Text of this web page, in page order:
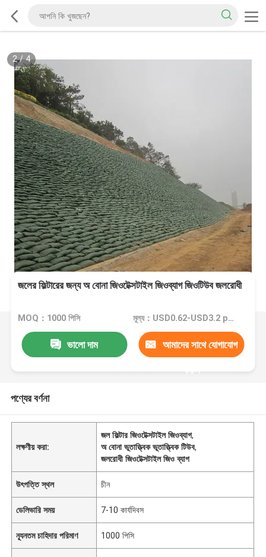
2/4
জলের ফিল্টারের জন্য অ বোনা জিওটেক্সটাইল জিওব্যাগ জিওটিউব জলরোধী
MOQ：1000 পিসি মূল্য：USD0.62-USD3.2 per pcs
ভালো দাম আমাদের সাথে যোগাযোগ
করুন
পণ্যের বর্ণনা
লক্ষণীয় করা:
জল ফিল্টার জিওটেক্সটাইল জিওব্যাগ,
অ বোনা ভূতাত্ত্বিক ভূতাত্ত্বিক টিউব,
জলরোধী জিওটেক্সটাইল জিও ব্যাগ
উৎপত্তি স্থল চীন
ডেলিভারি সময় 7-10 কার্যদিবস
ন্যূনতম চাহিদার পরিমাণ 1000 পিসি